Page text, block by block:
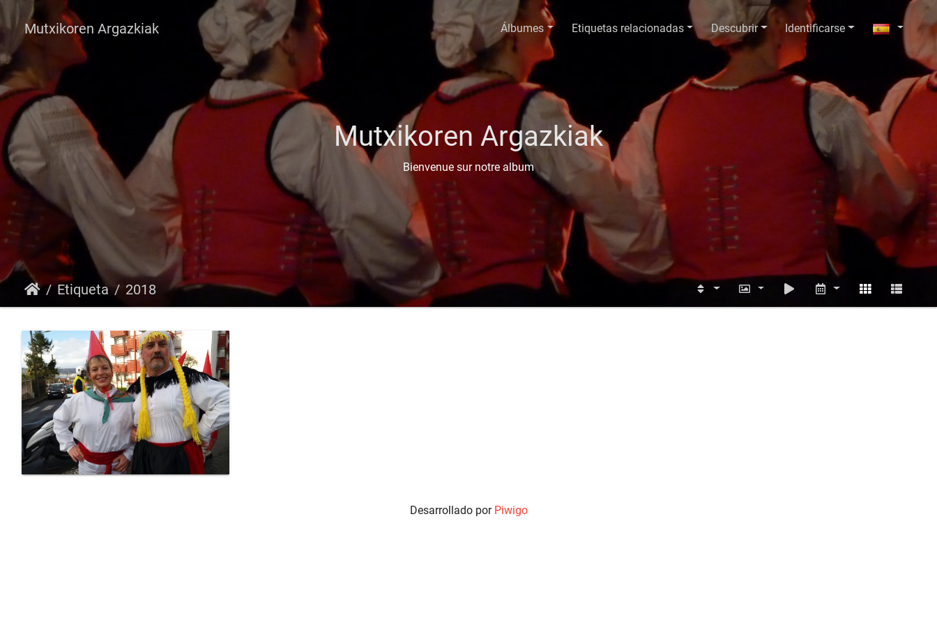
Mutxikoren Argazkiak Álbumes Etiquetas relacionadas Descubrir Identificarse
Mutxikoren Argazkiak
Bienvenue sur notre album
Etiqueta 2018
Desarrollado por Piwigo